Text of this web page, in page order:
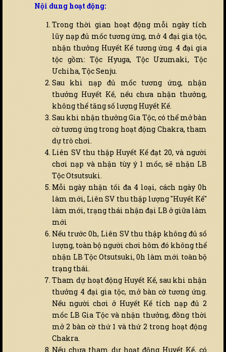
Nội dung hoạt động:
Trong thời gian hoạt động mỗi ngày tích
lũy nạp đủ mốc tương ứng, mở 4 đại gia tộc,
nhận thưởng Huyết Kế tương ứng. 4 đại gia
tộc gồm: Tộc Hyuga, Tộc Uzumaki, Tộc
Uchiha, Tộc Senju.
Sau khi nạp đủ mốc tương ứng, nhận
thưởng Huyết Kế, nếu chưa nhận thưởng,
không thể tăng số lượng Huyết Kế.
Sau khi nhận thưởng Gia Tộc, có thể mở bàn
cờ tương ứng trong hoạt động Chakra, tham
dự trò chơi.
Liên SV thu thập Huyết Kế đạt 20, và người
chơi nạp và nhận tùy ý 1 mốc, sẽ nhận LB
Tộc Otsutsuki.
Mỗi ngày nhận tối đa 4 loại, cách ngày 0h
làm mới, Liên SV thu thập lượng "Huyết Kế"
làm mới, trạng thái nhận đại LB ở giữa làm
mới
Nếu trước 0h, Liên SV thu thập không đủ số
lượng, toàn bộ người chơi hôm đó không thể
nhận LB Tộc Otsutsuki, 0h làm mới toàn bộ
trạng thái.
Tham dự hoạt động Huyết Kế, sau khi nhận
thưởng 4 đại gia tộc, mở bàn cờ tương ứng.
Nếu người chơi ở Huyết Kế tích nạp đủ 2
mốc LB Gia Tộc và nhận thưởng, đồng thời
mở 2 bàn cờ thứ 1 và thứ 2 trong hoạt động
Chakra.
Nếu chưa tham dự hoạt động Huyết Kế, có